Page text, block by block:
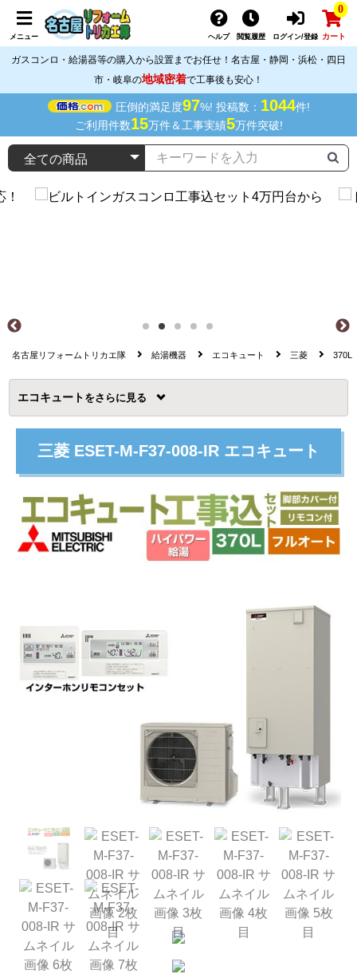
メニュー ヘルプ 閲覧履歴 ログイン/登録
0
カート
ガスコンロ・給湯器等の購入から設置までお任せ！名古屋・静岡・浜松・四日
市・岐阜の地域密着で工事後も安心！
圧倒的満足度97%! 投稿数： 1044件!
ご利用件数15万件＆工事実績5万件突破!
名古屋リフォームトリカエ隊 給湯機器 エコキュート 三菱 370L
エコキュート を
三菱 ESET-M-F37-008-IR エコキュート